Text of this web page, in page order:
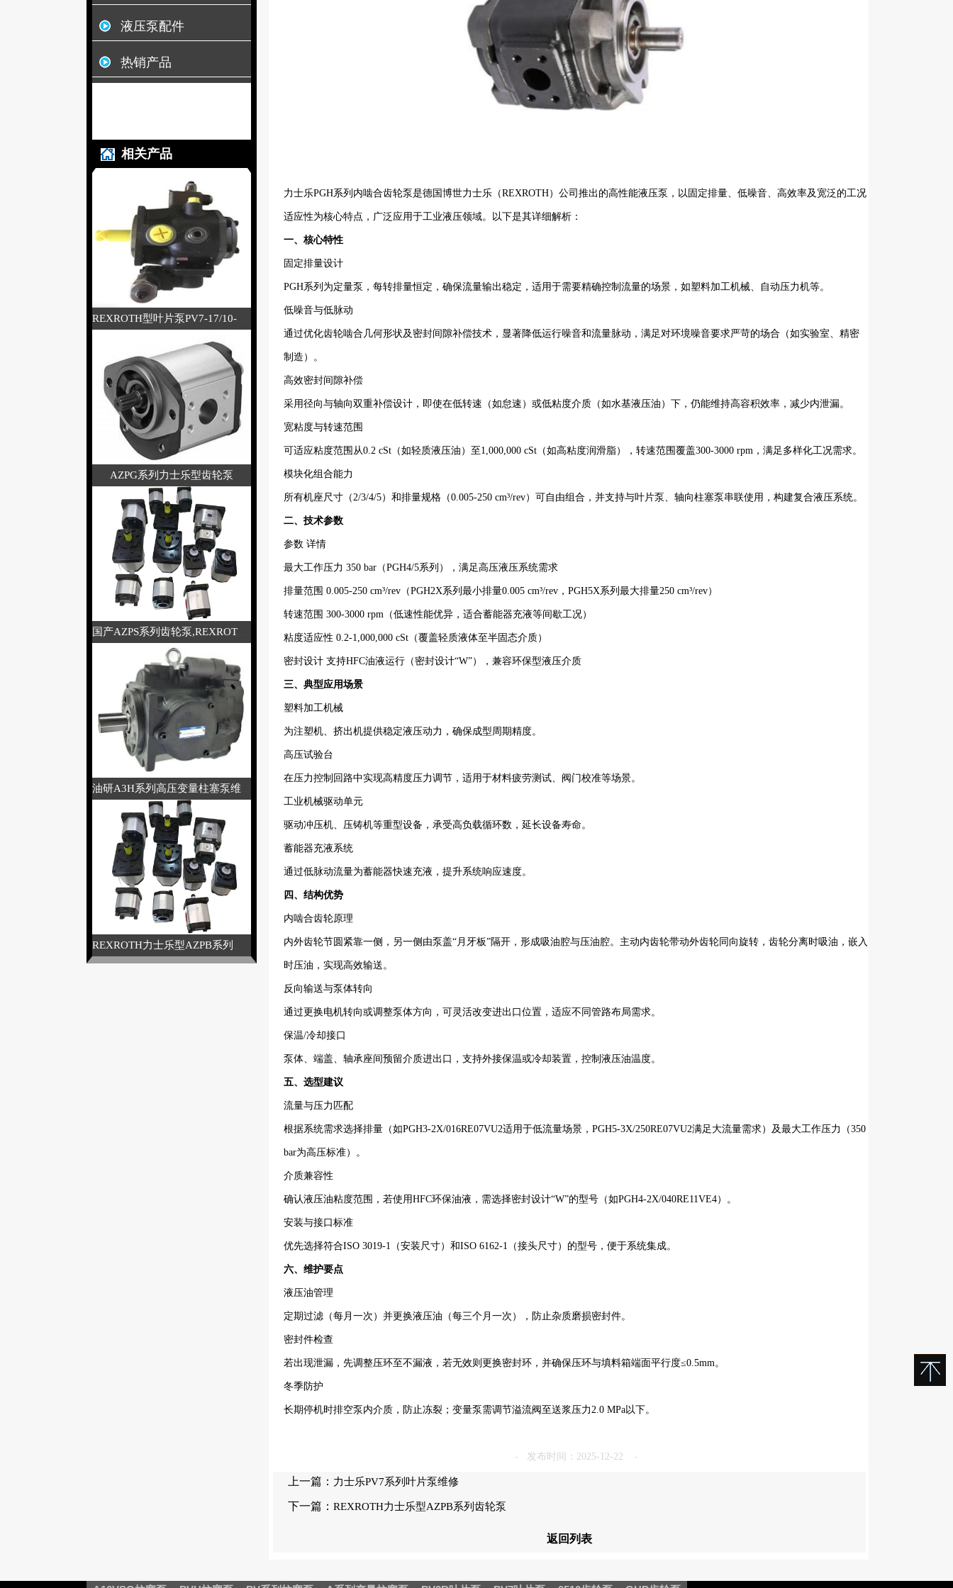
液压泵配件
热销产品
相关产品
AZPG系列力士乐型齿轮泵
力士乐PGH系列内啮合齿轮泵‌是德国博世力士乐（REXROTH）公司推出的高性能液压泵，以固定排量、低噪音、高效率及宽泛的工况
适应性为核心特点，广泛应用于工业液压领域。以下是其详细解析：
一、核心特性‌
固定排量设计‌
PGH系列为定量泵，每转排量恒定，确保流量输出稳定，适用于需要精确控制流量的场景，如塑料加工机械、自动压力机等。
低噪音与低脉动‌
通过优化齿轮啮合几何形状及密封间隙补偿技术，显著降低运行噪音和流量脉动，满足对环境噪音要求严苛的场合（如实验室、精密
制造）。
高效密封间隙补偿‌
采用径向与轴向双重补偿设计，即使在低转速（如怠速）或低粘度介质（如水基液压油）下，仍能维持高容积效率，减少内泄漏。
宽粘度与转速范围‌
可适应粘度范围从0.2 cSt（如轻质液压油）至1,000,000 cSt（如高粘度润滑脂），转速范围覆盖300-3000 rpm，满足多样化工况需求。
模块化组合能力‌
所有机座尺寸（2/3/4/5）和排量规格（0.005-250 cm³/rev）可自由组合，并支持与叶片泵、轴向柱塞泵串联使用，构建复合液压系统。
二、技术参数‌
参数‌ ‌详情‌
最大工作压力‌ 350 bar（PGH4/5系列），满足高压液压系统需求
排量范围‌ 0.005-250 cm³/rev（PGH2X系列最小排量0.005 cm³/rev，PGH5X系列最大排量250 cm³/rev）
转速范围‌ 300-3000 rpm（低速性能优异，适合蓄能器充液等间歇工况）
粘度适应性‌ 0.2-1,000,000 cSt（覆盖轻质液体至半固态介质）
密封设计‌ 支持HFC油液运行（密封设计“W”），兼容环保型液压介质
三、典型应用场景‌
塑料加工机械‌
为注塑机、挤出机提供稳定液压动力，确保成型周期精度。
高压试验台‌
在压力控制回路中实现高精度压力调节，适用于材料疲劳测试、阀门校准等场景。
工业机械驱动单元‌
驱动冲压机、压铸机等重型设备，承受高负载循环数，延长设备寿命。
蓄能器充液系统‌
通过低脉动流量为蓄能器快速充液，提升系统响应速度。
四、结构优势‌
内啮合齿轮原理‌
内外齿轮节圆紧靠一侧，另一侧由泵盖“月牙板”隔开，形成吸油腔与压油腔。主动内齿轮带动外齿轮同向旋转，齿轮分离时吸油，嵌入
时压油，实现高效输送。
反向输送与泵体转向‌
通过更换电机转向或调整泵体方向，可灵活改变进出口位置，适应不同管路布局需求。
保温/冷却接口‌
泵体、端盖、轴承座间预留介质进出口，支持外接保温或冷却装置，控制液压油温度。
五、选型建议‌
流量与压力匹配‌
根据系统需求选择排量（如PGH3-2X/016RE07VU2适用于低流量场景，PGH5-3X/250RE07VU2满足大流量需求）及最大工作压力（350
bar为高压标准）。
介质兼容性‌
确认液压油粘度范围，若使用HFC环保油液，需选择密封设计“W”的型号（如PGH4-2X/040RE11VE4）。
安装与接口标准‌
优先选择符合ISO 3019-1（安装尺寸）和ISO 6162-1（接头尺寸）的型号，便于系统集成。
六、维护要点‌
液压油管理‌
定期过滤（每月一次）并更换液压油（每三个月一次），防止杂质磨损密封件。
密封件检查‌
若出现泄漏，先调整压环至不漏液，若无效则更换密封环，并确保压环与填料箱端面平行度≤0.5mm。
冬季防护‌
长期停机时排空泵内介质，防止冻裂；变量泵需调节溢流阀至送浆压力2.0 MPa以下。
- 发布时间：2025-12-22 -
上一篇： 力士乐PV7系列叶片泵维修
下一篇： REXROTH力士乐型AZPB系列齿轮泵
返回列表